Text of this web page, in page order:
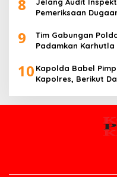
8
Jelang Audit
Pemeriksaan
9
Tim Gabungan
Padamkan Karhutla
10 Kapolda Babel
Kapolres, Berikut